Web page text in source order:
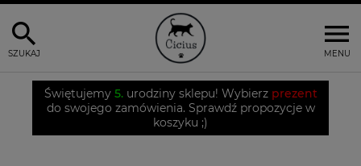
MENU
SZUKAJ
Świętujemy 5.urodziny sklepu! Wybierz prezent
do swojego zamówienia. Sprawdź propozycje w
koszyku ;)